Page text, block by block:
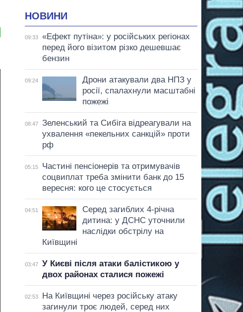
НОВИНИ
09:33
«Ефект путіна»: у російських регіонах
перед його візитом різко дешевшає
бензин
09:24
Дрони атакували два НПЗ у
росії, спалахнули масштабні
пожежі
08:47
Зеленський та Сибіга відреагували на
ухвалення «пекельних санкцій» проти
рф
05:15
Частині пенсіонерів та отримувачів
соцвиплат треба змінити банк до 15
вересня: кого це стосується
04:51
Серед загиблих 4-річна
дитина: у ДСНС уточнили
наслідки обстрілу на
Київщині
03:47
У Києві після атаки балістикою у
двох районах сталися пожежі
02:53
На Київщині через російську атаку
загинули троє людей, серед них